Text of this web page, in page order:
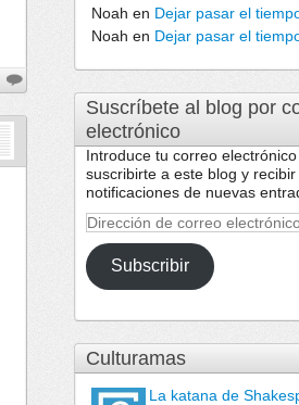
Noah en Dejar pasar el
Noah en Dejar pasar el
Suscríbete al blog por
electrónico
Introduce tu correo
suscribirte a este blog y recibir
notificaciones de nuevas
Dirección
correo
electrónico
Subscribir
Culturamas
La katana de